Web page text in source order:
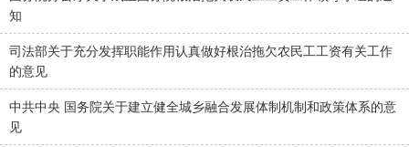
知
司法部关于充分发挥职能作用认真做好根治拖欠农民工工资有关工作
的意见
中共中央 国务院关于建立健全城乡融合发展体制机制和政策体系的意
见